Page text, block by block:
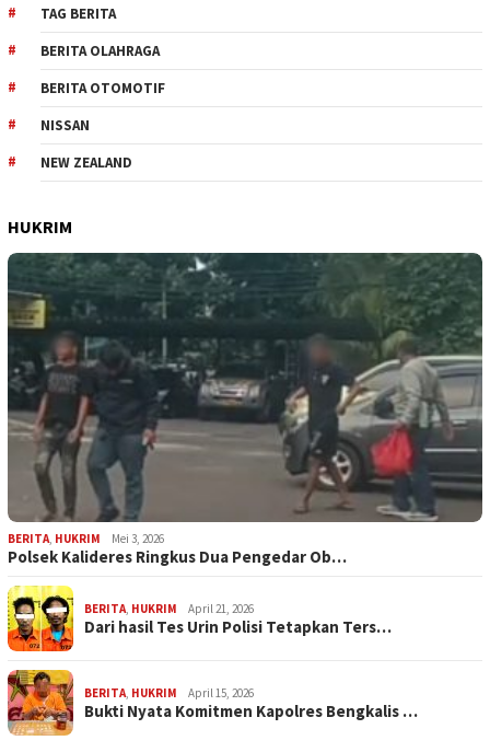
TAG BERITA
BERITA OLAHRAGA
BERITA OTOMOTIF
NISSAN
NEW ZEALAND
HUKRIM
BERITA HUKRIM Mei 3, 2026
Polsek Kalideres Ringkus Dua Pengedar Ob…
BERITA HUKRIM April 21, 2026
Dari hasil Tes Urin Polisi Tetapkan Ters…
BERITA HUKRIM April 15, 2026
Bukti Nyata Komitmen Kapolres Bengkalis …